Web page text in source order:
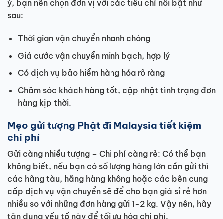
ý, bạn nên chọn đơn vị với các tiêu chí nổi bật như
sau:
Thời gian vận chuyển nhanh chóng
Giá cước vận chuyển minh bạch, hợp lý
Có dịch vụ bảo hiểm hàng hóa rõ ràng
Chăm sóc khách hàng tốt, cập nhật tình trạng đơn
hàng kịp thời.
Mẹo gửi tượng Phật đi Malaysia tiết kiệm
chi phí
Gửi càng nhiều tượng – Chi phí càng rẻ: Có thể bạn
không biết, nếu bạn có số lượng hàng lớn cần gửi thì
các hãng tàu, hãng hàng không hoặc các bên cung
cấp dịch vụ vận chuyển sẽ để cho bạn giá sỉ rẻ hơn
nhiều so với những đơn hàng gửi 1-2 kg. Vậy nên, hãy
tận dụng yếu tố này để tối ưu hóa chi phí.